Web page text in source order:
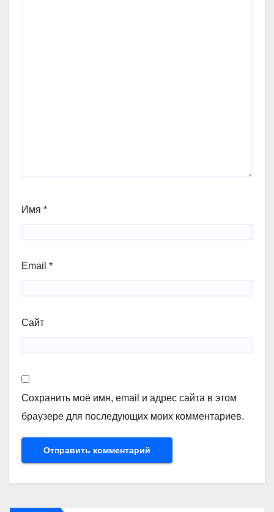
Имя *
Email *
Сайт
Сохранить моё имя, email и адрес сайта в этом
браузере для последующих моих комментариев.